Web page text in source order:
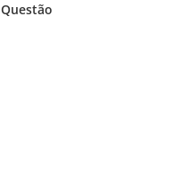
Questão